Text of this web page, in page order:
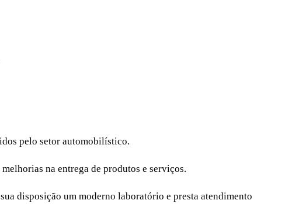
pelo setor automobilístico.
na entrega de produtos e serviços.
disposição um moderno laboratório e presta atendimento